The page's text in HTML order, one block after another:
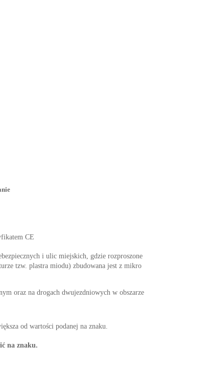
CE
i ulic miejskich, gdzie rozproszone
tzw. plastra miodu) zbudowana jest z mikro
oraz na drogach dwujezdniowych w obszarze
od wartości podanej na znaku.
na znaku.